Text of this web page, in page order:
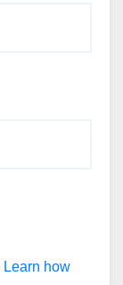
Learn how